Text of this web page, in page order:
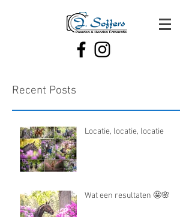
Recent Posts
Locatie, locatie, locatie
Wat een resultaten 🤩🌸